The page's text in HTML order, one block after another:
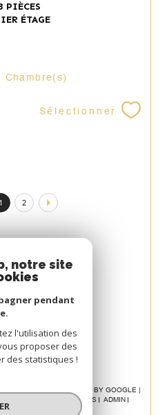
PIÈCES
ÉTAGE
Chambre(s)
Sélectionner
1 2
connecter
Avis
| TRADUCTION POWERED BY GOOGLE |
MENTIONS LÉGALES
ADMIN
notre site
pendant
l'utilisation des
proposer des
des statistiques !